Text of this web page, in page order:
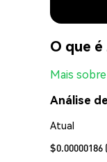
O que
Mais
Análise
Atual
$0.00000186 (